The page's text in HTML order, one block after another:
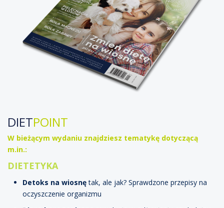
DIETPOINT
W bieżącym wydaniu znajdziesz tematykę dotyczącą
m.in.:
DIETETYKA
Detoks na wiosnętak, ale jak? Sprawdzone przepisy na
oczyszczenie organizmu